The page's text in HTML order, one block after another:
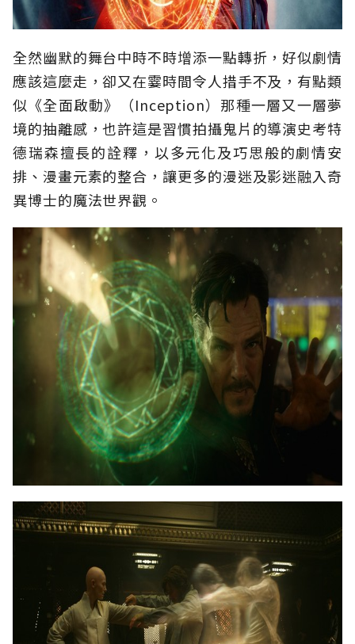
全然幽默的舞台中時不時增添一點轉折，好似劇情
應該這麼走，卻又在霎時間令人措手不及，有點類
似《全面啟動》（Inception）那種一層又一層夢
境的抽離感，也許這是習慣拍攝鬼片的導演史考特
德瑞森擅長的詮釋，以多元化及巧思般的劇情安
排、漫畫元素的整合，讓更多的漫迷及影迷融入奇
異博士的魔法世界觀。